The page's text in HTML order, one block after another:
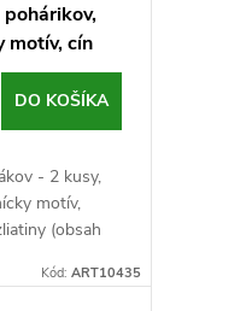
motív, cín
DO KOŠÍKA
- 2 kusy,
motív,
(obsah
Kód: ART10435